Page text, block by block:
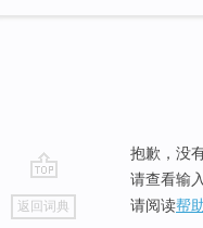
go
top
返回词典
抱歉，没
请查看输
请阅读帮